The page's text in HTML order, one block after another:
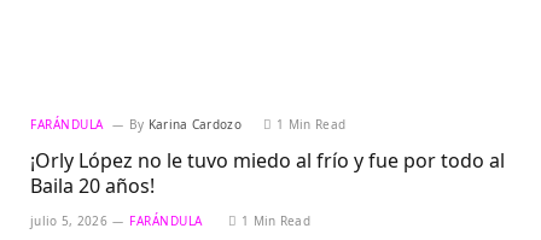
FARÁNDULA By Karina Cardozo 1 Min Read
¡Orly López no le tuvo miedo al frío y fue por todo al
Baila 20 años!
julio 5, 2026 FARÁNDULA 1 Min Read